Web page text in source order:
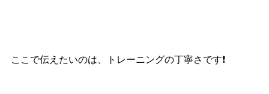
ここで伝えたいのは、トレーニングの丁寧さです❗️